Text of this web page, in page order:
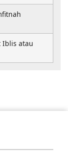
Iblis atau